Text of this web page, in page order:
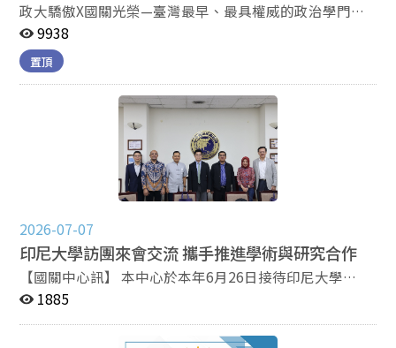
政大驕傲X國關光榮—臺灣最早、最具權威的政治學門期
刊 政大國際關係研究中心（國關中心）是全臺灣最早出
版政治學門期刊的單位，每年常態性經營四份重要期刊，
包含：《問題與研究》、《中國大陸研究》、《Issues &
Studies》、《問題と研究》等。國關中心為了擴大期刊
影響力，特別於2025年8月25日召開了四份期刊的編輯聯
合工作會議，由國關中心王信賢主任主持，與陳至潔副主
任、林義鈞副主任、王韻副研究員、石原忠浩副研究員，
與政大外交系張文揚教授，以及四位編輯助理，一同為下
半年度及未來的願景進行討論和決策。 在此次的會議
中，王信賢主任強調國關中心出版的四份期刊是政治大學
的驕傲、國關中心的光榮，原因是政大國關中心於1956
年創刊了臺灣最早的政治學期刊—《問題與研究》，並且
在1960年代陸續發行了《匪情月報（後改成：《中國大
陸研究》）》、《Issues & Studies》、《問題と研究》
等國關中心刊物，不曾間斷。同時，國關中心刊物成功的
公開發行過程，更在1970年代之後成為其它新興的台灣
政治學學術期刊的效法對象。近期，國關中心刊物除了持
9938
置頂
2026-07-07
印尼大學訪團來會交流 攜手推進學術與研究合作
【國關中心訊】 本中心於本年6月26日接待印尼大學
（Universitas Indonesia, UI）訪團來訪，由陳至潔副主
（Prof. Dr. Heri Hermansyah）率團，成員包括主管校務
1885